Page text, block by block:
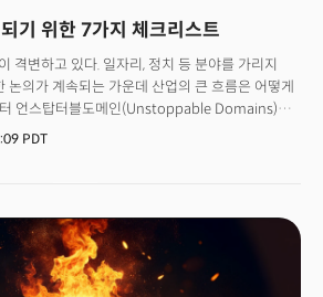
기 위한 7가지 체크리스트
격변하고 있다. 일자리, 정치 등 분야를 가리지
논의가 계속되는 가운데 산업의 큰 흐름은 어떻게
언스탑터블도메인(Unstoppable Domains)
일(현지시각) 사우스바이사우스웨스트
(AI) 시대 변화 7가지 체크리스트를 꼽고 리더가
알파벳으로 이뤄진 이더리움 지갑 주소를 '사람이
readable names)' 형태로 바꿔주는 블록체인
트 URL, 암호화폐, 대체불가능토큰(NFT) 등
로 이더리움네임서비스(ENS)가 있다. 샌디 카터
PDT